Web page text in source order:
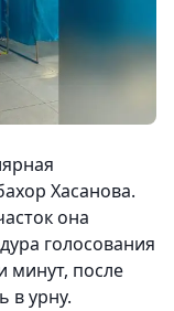
Хасанова.
она
голосования
минут, после
в урну.